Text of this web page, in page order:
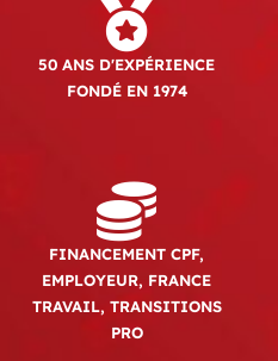
50 ANS D'EXPÉRIENCE
FONDÉ EN 1974
FINANCEMENT CPF,
EMPLOYEUR, FRANCE
TRAVAIL, TRANSITIONS
PRO